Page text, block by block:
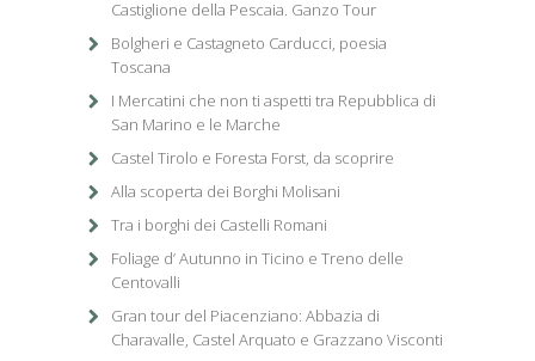
Castiglione della Pescaia. Ganzo Tour
Bolgheri e Castagneto Carducci, poesia
Toscana
I Mercatini che non ti aspetti tra Repubblica di
San Marino e le Marche
Castel Tirolo e Foresta Forst, da scoprire
Alla scoperta dei Borghi Molisani
Tra i borghi dei Castelli Romani
Foliage d’ Autunno in Ticino e Treno delle
Centovalli
Gran tour del Piacenziano: Abbazia di
Charavalle, Castel Arquato e Grazzano Visconti